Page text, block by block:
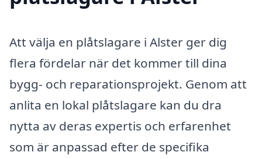
Att välja en plåtslagare i Alster ger dig
flera fördelar när det kommer till dina
bygg- och reparationsprojekt. Genom att
anlita en lokal plåtslagare kan du dra
nytta av deras expertis och erfarenhet
som är anpassad efter de specifika